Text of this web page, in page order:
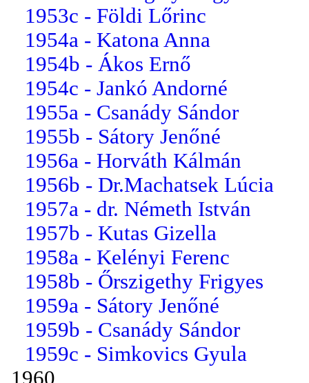
1953c - Földi Lőrinc
1954a - Katona Anna
1954b - Ákos Ernő
1954c - Jankó Andorné
1955a - Csanády Sándor
1955b - Sátory Jenőné
1956a - Horváth Kálmán
1956b - Dr.Machatsek Lúcia
1957a - dr. Németh István
1957b - Kutas Gizella
1958a - Kelényi Ferenc
1958b - Őrszigethy Frigyes
1959a - Sátory Jenőné
1959b - Csanády Sándor
1959c - Simkovics Gyula
1960